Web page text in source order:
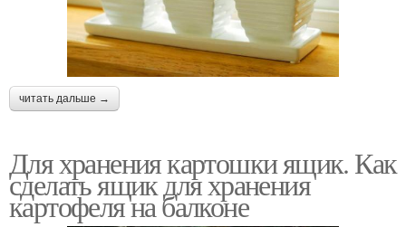
читать дальше →
Для хранения картошки ящик. Как
сделать ящик для хранения
картофеля на балконе